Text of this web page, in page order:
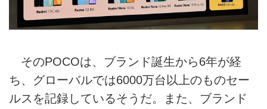
そのPOCOは、ブランド誕生から6年が経
ち、グローバルでは6000万台以上のものセー
ルスを記録しているそうだ。また、ブランド